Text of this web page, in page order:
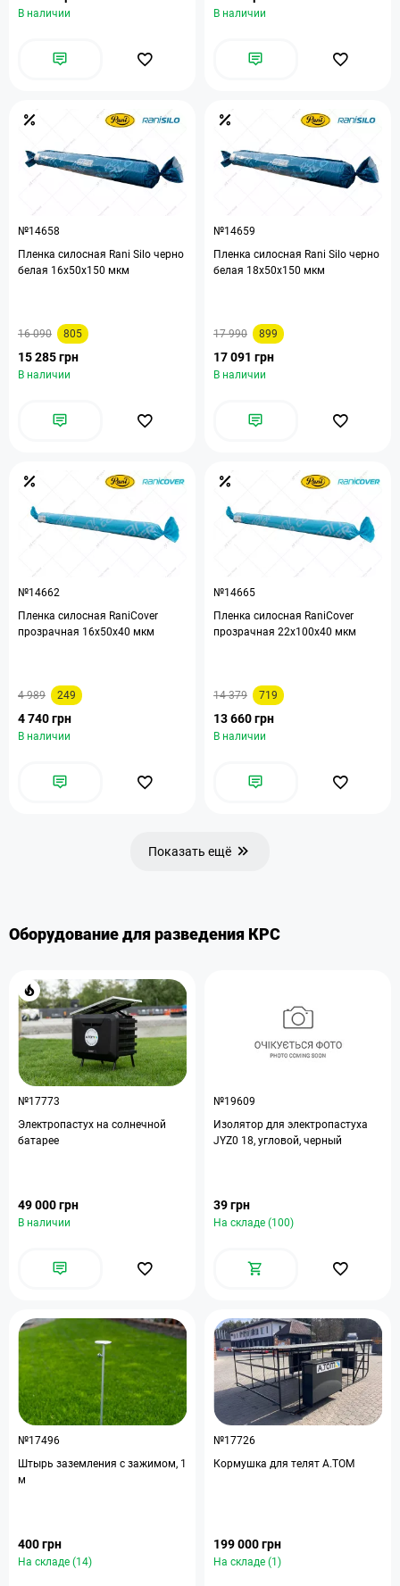
В наличии В наличии
№14658
Пленка силосная Rani Silo черно
белая 16х50х150 мкм
16 090 805
15 285 грн
В наличии
№14659
Пленка силосная Rani Silo черно
белая 18х50х150 мкм
17 990 899
17 091 грн
В наличии
№14662
Пленка силосная RaniCover
прозрачная 16х50х40 мкм
4 989 249
4 740 грн
В наличии
№14665
Пленка силосная RaniCover
прозрачная 22х100х40 мкм
14 379 719
13 660 грн
В наличии
Показать ещё
Оборудование для разведения КРС
№17773
Электропастух на солнечной
батарее
49 000 грн
В наличии
№19609
Изолятор для электропастуха
JYZ0 18, угловой, черный
39 грн
На складе (100)
№17496
Штырь заземления с зажимом, 1
м
400 грн
На складе (14)
№17726
Кормушка для телят A.TOM
199 000 грн
На складе (1)